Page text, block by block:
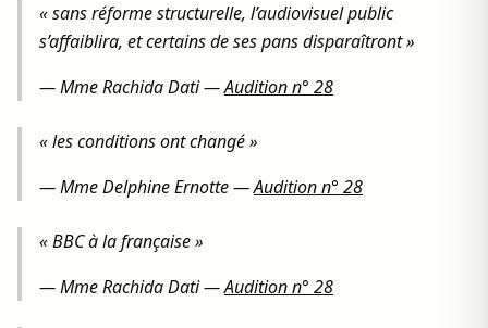
« sans réforme structurelle, l’audiovisuel public
s’affaiblira, et certains de ses pans disparaîtront »
—Mme Rachida Dati—Audition n° 28
« les conditions ont changé »
—Mme Delphine Ernotte—Audition n° 28
« BBC à la française »
—Mme Rachida Dati—Audition n° 28